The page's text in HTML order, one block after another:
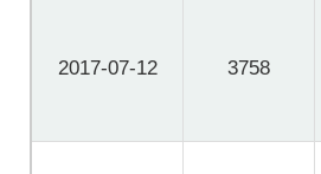
2017-07-12 3758